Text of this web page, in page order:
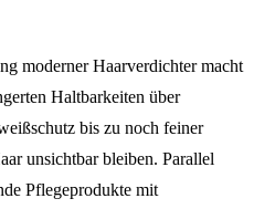
moderner Haarverdichter macht
Haltbarkeiten über
bis zu noch feiner
unsichtbar bleiben. Parallel
Pflegeprodukte mit